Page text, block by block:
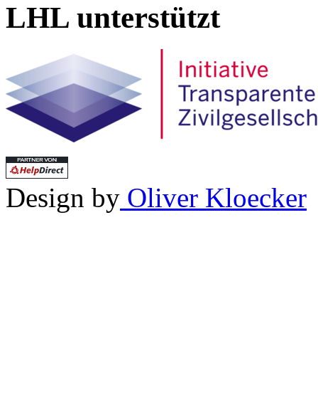
LHL unterstützt
Design by Oliver Kloecker